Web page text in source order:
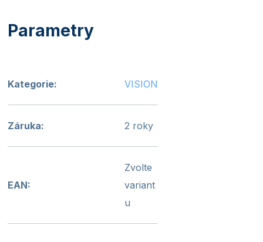
Kategorie: VISION
Záruka: 2 roky
EAN:
Zvolte
variant
u